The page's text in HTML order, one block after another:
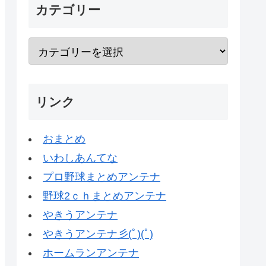
カテゴリー
リンク
おまとめ
いわしあんてな
プロ野球まとめアンテナ
野球2ｃｈまとめアンテナ
やきうアンテナ
やきうアンテナ彡(ﾟ)(ﾟ)
ホームランアンテナ